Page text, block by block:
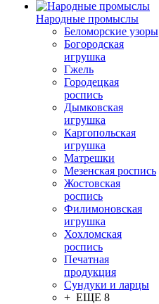
Народные промыслы
Беломорские узоры
Богородская
игрушка
Гжель
Городецкая
роспись
Дымковская
игрушка
Каргопольская
игрушка
Матрешки
Мезенская роспись
Жостовская
роспись
Филимоновская
игрушка
Хохломская
роспись
Печатная
продукция
Сундуки и ларцы
+ ЕЩЕ 8